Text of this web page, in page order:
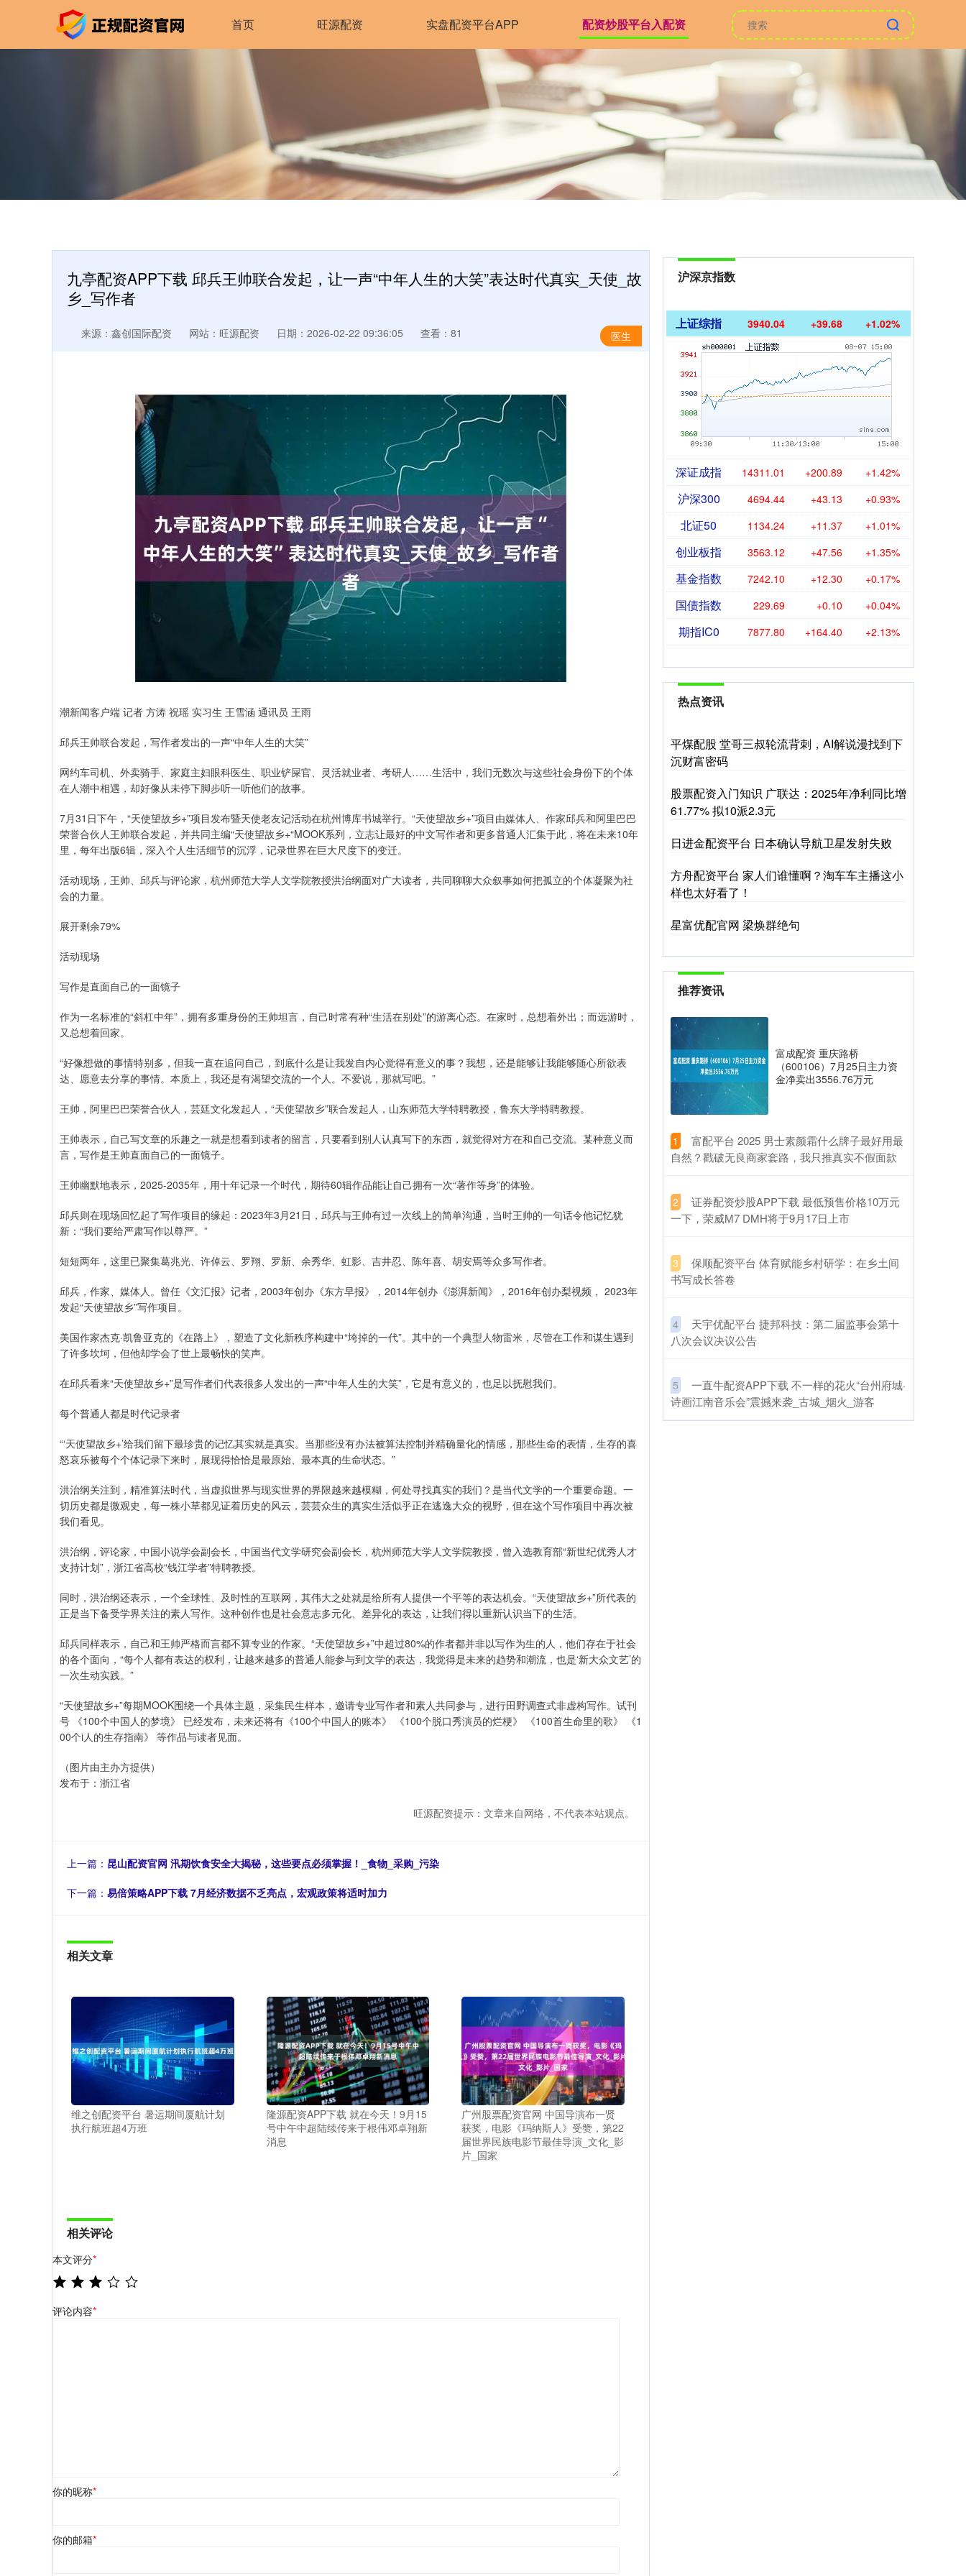
首页 旺源配资 实盘配资平台APP 配资炒股平台入配资
九亭配资APP下载 邱兵王帅联合发起，让一声“中年人生的大笑”表达时代真实_天使_故
乡_写作者
医生
来源：鑫创国际配资 网站：旺源配资 日期：2026-02-22 09:36:05 查看：81
潮新闻客户端 记者 方涛 祝瑶 实习生 王雪涵 通讯员 王雨
邱兵王帅联合发起，写作者发出的一声“中年人生的大笑”
网约车司机、外卖骑手、家庭主妇眼科医生、职业铲屎官、灵活就业者、考研人……生活中，我们无数次与这些社会身份下的个体
在人潮中相遇，却好像从未停下脚步听一听他们的故事。
7月31日下午，“天使望故乡+”项目发布暨天使老友记活动在杭州博库书城举行。“天使望故乡+”项目由媒体人、作家邱兵和阿里巴巴
荣誉合伙人王帅联合发起，并共同主编“天使望故乡+“MOOK系列，立志让最好的中文写作者和更多普通人汇集于此，将在未来10年
里，每年出版6辑，深入个人生活细节的沉浮，记录世界在巨大尺度下的变迁。
活动现场，王帅、邱兵与评论家，杭州师范大学人文学院教授洪治纲面对广大读者，共同聊聊大众叙事如何把孤立的个体凝聚为社
会的力量。
展开剩余79%
活动现场
写作是直面自己的一面镜子
作为一名标准的“斜杠中年”，拥有多重身份的王帅坦言，自己时常有种“生活在别处”的游离心态。在家时，总想着外出；而远游时，
又总想着回家。
“好像想做的事情特别多，但我一直在追问自己，到底什么是让我发自内心觉得有意义的事？我想，还是能够让我能够随心所欲表
达、愿意去分享的事情。本质上，我还是有渴望交流的一个人。不爱说，那就写吧。”
王帅，阿里巴巴荣誉合伙人，芸廷文化发起人，“天使望故乡”联合发起人，山东师范大学特聘教授，鲁东大学特聘教授。
王帅表示，自己写文章的乐趣之一就是想看到读者的留言，只要看到别人认真写下的东西，就觉得对方在和自己交流。某种意义而
言，写作是王帅直面自己的一面镜子。
王帅幽默地表示，2025-2035年，用十年记录一个时代，期待60辑作品能让自己拥有一次“著作等身”的体验。
邱兵则在现场回忆起了写作项目的缘起：2023年3月21日，邱兵与王帅有过一次线上的简单沟通，当时王帅的一句话令他记忆犹
新：“我们要给严肃写作以尊严。”
短短两年，这里已聚集葛兆光、许倬云、罗翔、罗新、余秀华、虹影、吉井忍、陈年喜、胡安焉等众多写作者。
邱兵，作家、媒体人。曾任《文汇报》记者，2003年创办《东方早报》，2014年创办《澎湃新闻》，2016年创办梨视频， 2023年
发起“天使望故乡”写作项目。
美国作家杰克·凯鲁亚克的《在路上》，塑造了文化新秩序构建中“垮掉的一代”。其中的一个典型人物雷米，尽管在工作和谋生遇到
了许多坎坷，但他却学会了世上最畅快的笑声。
在邱兵看来“天使望故乡+”是写作者们代表很多人发出的一声“中年人生的大笑”，它是有意义的，也足以抚慰我们。
每个普通人都是时代记录者
“‘天使望故乡+’给我们留下最珍贵的记忆其实就是真实。当那些没有办法被算法控制并精确量化的情感，那些生命的表情，生存的喜
怒哀乐被每个个体记录下来时，展现得恰恰是最原始、最本真的生命状态。”
洪治纲关注到，精准算法时代，当虚拟世界与现实世界的界限越来越模糊，何处寻找真实的我们？是当代文学的一个重要命题。一
切历史都是微观史，每一株小草都见证着历史的风云，芸芸众生的真实生活似乎正在逃逸大众的视野，但在这个写作项目中再次被
我们看见。
洪治纲，评论家，中国小说学会副会长，中国当代文学研究会副会长，杭州师范大学人文学院教授，曾入选教育部“新世纪优秀人才
支持计划”，浙江省高校“钱江学者”特聘教授。
同时，洪治纲还表示，一个全球性、及时性的互联网，其伟大之处就是给所有人提供一个平等的表达机会。“天使望故乡+”所代表的
正是当下备受学界关注的素人写作。这种创作也是社会意志多元化、差异化的表达，让我们得以重新认识当下的生活。
邱兵同样表示，自己和王帅严格而言都不算专业的作家。“天使望故乡+”中超过80%的作者都并非以写作为生的人，他们存在于社会
的各个面向，“每个人都有表达的权利，让越来越多的普通人能参与到文学的表达，我觉得是未来的趋势和潮流，也是‘新大众文艺’的
一次生动实践。”
“天使望故乡+”每期MOOK围绕一个具体主题，采集民生样本，邀请专业写作者和素人共同参与，进行田野调查式非虚构写作。试刊
号 《100个中国人的梦境》 已经发布，未来还将有《100个中国人的账本》 《100个脱口秀演员的烂梗》 《100首生命里的歌》 《1
00个i人的生存指南》 等作品与读者见面。
（图片由主办方提供）
发布于：浙江省
旺源配资提示：文章来自网络，不代表本站观点。
上一篇： 昆山配资官网 汛期饮食安全大揭秘，这些要点必须掌握！_食物_采购_污染
下一篇： 易倍策略APP下载 7月经济数据不乏亮点，宏观政策将适时加力
相关文章
维之创配资平台 暑运期间厦航计划
执行航班超4万班
隆源配资APP下载 就在今天！9月15
号中午中超陆续传来于根伟邓卓翔新
消息
广州股票配资官网 中国导演布一贤
获奖，电影《玛纳斯人》受赞，第22
届世界民族电影节最佳导演_文化_影
片_国家
相关评论
本文评分*
评论内容*
你的昵称*
你的邮箱*
沪深京指数
上证综指 3940.04 +39.68 +1.02%
深证成指 14311.01 +200.89 +1.42%
沪深300 4694.44 +43.13 +0.93%
北证50 1134.24 +11.37 +1.01%
创业板指 3563.12 +47.56 +1.35%
基金指数 7242.10 +12.30 +0.17%
国债指数 229.69 +0.10 +0.04%
期指IC0 7877.80 +164.40 +2.13%
热点资讯
平煤配股 堂哥三叔轮流背刺，AI解说漫找到下
沉财富密码
股票配资入门知识 广联达：2025年净利同比增
61.77% 拟10派2.3元
日进金配资平台 日本确认导航卫星发射失败
方舟配资平台 家人们谁懂啊？淘车车主播这小
样也太好看了！
星富优配官网 梁焕群绝句
推荐资讯
富成配资 重庆路桥
（600106）7月25日主力资
金净卖出3556.76万元
1
​富配平台 2025 男士素颜霜什么牌子最好用最
自然？戳破无良商家套路，我只推真实不假面款
2
​证券配资炒股APP下载 最低预售价格10万元
一下，荣威M7 DMH将于9月17日上市
3
​保顺配资平台 体育赋能乡村研学：在乡土间
书写成长答卷
4
​天宇优配平台 捷邦科技：第二届监事会第十
八次会议决议公告
5
​一直牛配资APP下载 不一样的花火“台州府城·
诗画江南音乐会”震撼来袭_古城_烟火_游客